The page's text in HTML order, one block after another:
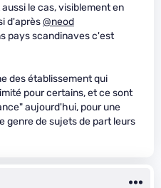
le cas, visiblement en
d'après@neod
pays scandinaves c'est
des établissement qui
pour certains, et ce sont
aujourd'hui, pour une
genre de sujets de part leurs